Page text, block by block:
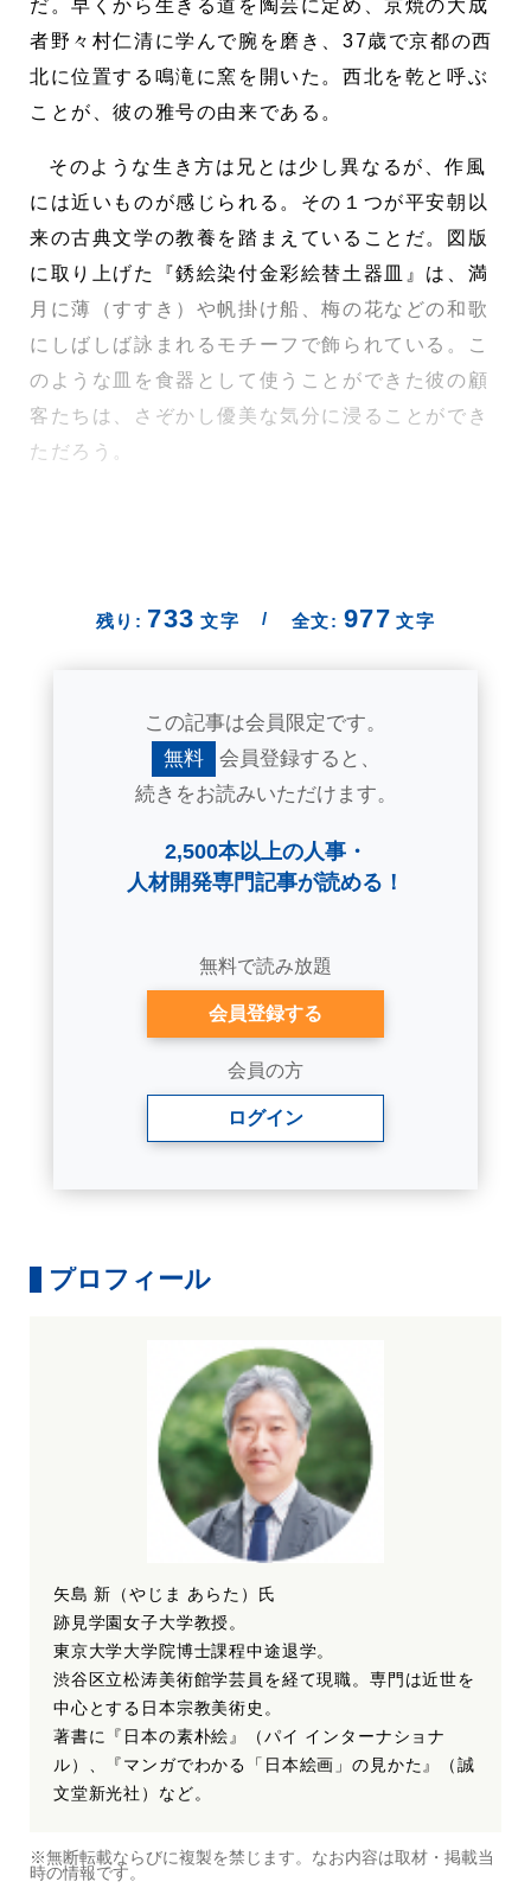
だ。早くから生きる道を陶芸に定め、京焼の大成
者野々村仁清に学んで腕を磨き、37歳で京都の西
北に位置する鳴滝に窯を開いた。西北を乾と呼ぶ
ことが、彼の雅号の由来である。
そのような生き方は兄とは少し異なるが、作風
には近いものが感じられる。その１つが平安朝以
来の古典文学の教養を踏まえていることだ。図版
に取り上げた『銹絵染付金彩絵替土器皿』は、満
月に薄（すすき）や帆掛け船、梅の花などの和歌
にしばしば詠まれるモチーフで飾られている。こ
のような皿を食器として使うことができた彼の顧
客たちは、さぞかし優美な気分に浸ることができ
ただろう。
残り: 733 文字 / 全文: 977 文字
この記事は会員限定です。
無料
会員登録すると、
続きをお読みいただけます。
2,500本以上の人事・
人材開発専門記事が読める！
無料で読み放題
会員登録する
会員の方
ログイン
プロフィール
矢島 新（やじま あらた）氏
跡見学園女子大学教授。
東京大学大学院博士課程中途退学。
渋谷区立松涛美術館学芸員を経て現職。専門は近世を
中心とする日本宗教美術史。
著書に『日本の素朴絵』（パイ インターナショナ
ル）、『マンガでわかる「日本絵画」の見かた』（誠
文堂新光社）など。
※無断転載ならびに複製を禁じます。なお内容は取材・掲載当
時の情報です。